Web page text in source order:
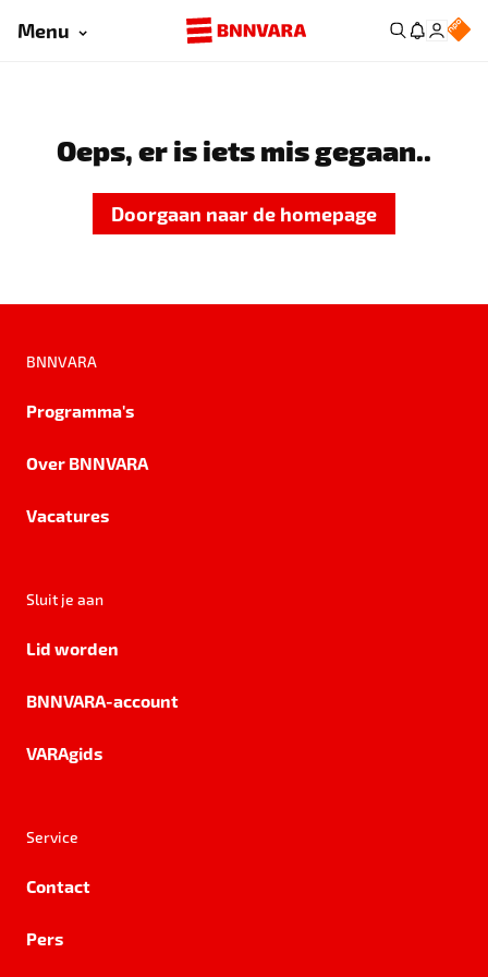
Menu
Oeps, er is iets mis gegaan..
Doorgaan naar de homepage
BNNVARA
Programma's
Over BNNVARA
Vacatures
Sluit je aan
Lid worden
BNNVARA-account
VARAgids
Service
Contact
Pers